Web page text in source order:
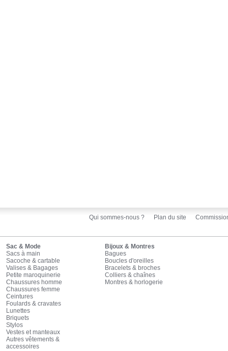
Qui sommes-nous ? Plan du site
Sac & Mode
Sacs à main
Sacoche & cartable
Valises & Bagages
Petite maroquinerie
Chaussures homme
Chaussures femme
Ceintures
Foulards & cravates
Lunettes
Briquets
Stylos
Vestes et manteaux
Autres vêtements &
accessoires
Bijoux & Montres
Bagues
Boucles d'oreilles
Bracelets & broches
Colliers & chaînes
Montres & horlogerie